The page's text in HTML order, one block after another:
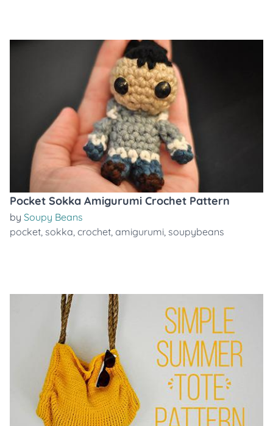
Pocket Sokka Amigurumi Crochet Pattern
by Soupy Beans
pocket, sokka, crochet, amigurumi, soupybeans